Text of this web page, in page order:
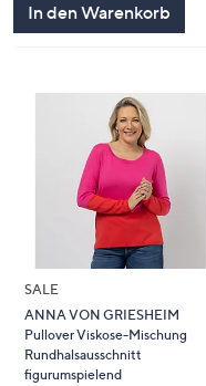
In den Warenkorb
SALE
ANNA VON GRIESHEIM
Pullover Viskose-Mischung
Rundhalsausschnitt
figurumspielend